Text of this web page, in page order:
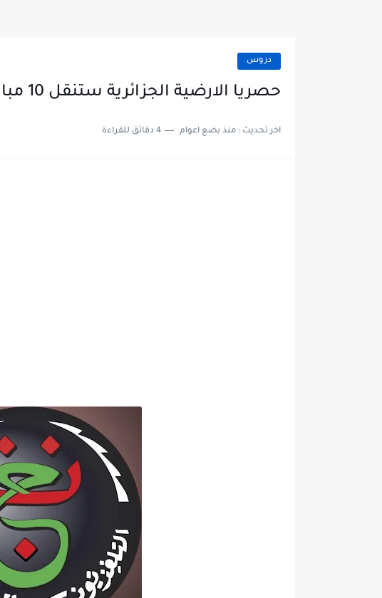
دروس
حصريا الارضية الجزائرية ستنقل 10 مباريات من كاس افريقيا
اخر تحديث : منذ بضع اعوام 4 دقائق للقراءة